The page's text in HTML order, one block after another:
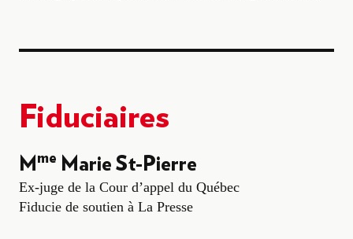
Fiduciaires
M me Marie St-Pierre
Ex-juge de la Cour d’appel du Québec
Fiducie de soutien à La Presse